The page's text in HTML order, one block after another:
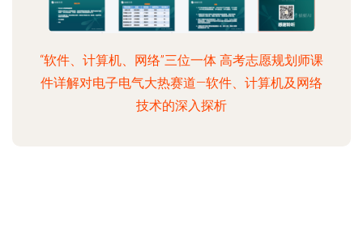
“软件、计算机、网络”三位一体 高考志愿规划师课
件详解对电子电气大热赛道—软件、计算机及网络
技术的深入探析